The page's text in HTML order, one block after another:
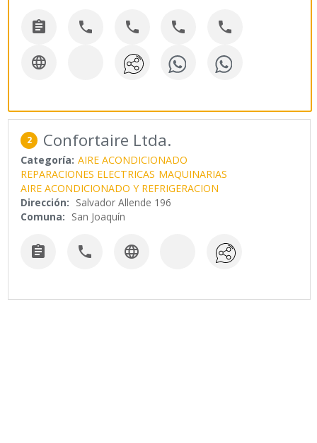
    

2 Confortaire Ltda.
Categoría: AIRE ACONDICIONADO
REPARACIONES ELECTRICAS MAQUINARIAS
AIRE ACONDICIONADO Y REFRIGERACION
Dirección: Salvador Allende 196
Comuna: San Joaquín
  